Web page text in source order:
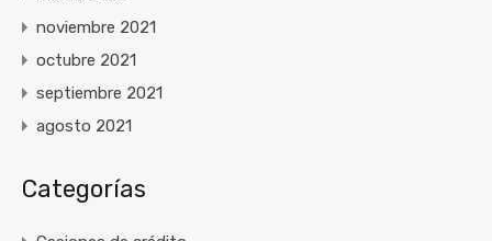
noviembre 2021
octubre 2021
septiembre 2021
agosto 2021
Categorías